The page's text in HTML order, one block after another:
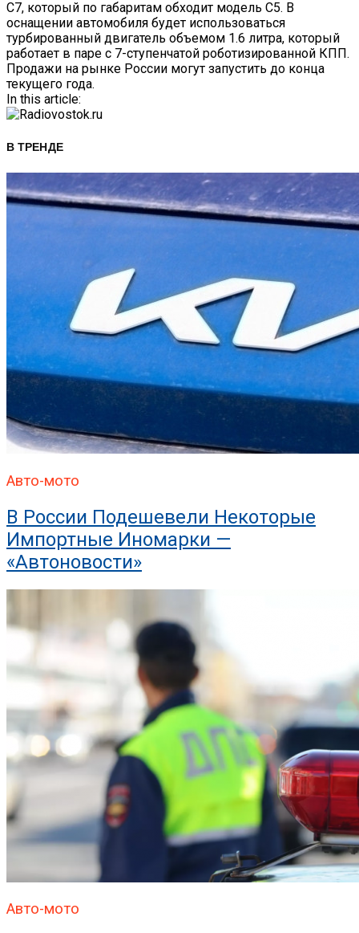
C7, который по габаритам обходит модель C5. В
оснащении автомобиля будет использоваться
турбированный двигатель объемом 1.6 литра, который
работает в паре с 7-ступенчатой роботизированной КПП.
Продажи на рынке России могут запустить до конца
текущего года.
In this article:
В ТРЕНДЕ
Авто-мото
В России Подешевели Некоторые
Импортные Иномарки —
«Автоновости»
Авто-мото